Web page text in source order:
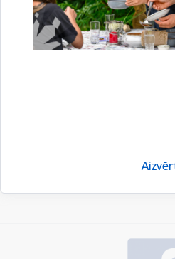
Aktualitātes: Vide Vide un